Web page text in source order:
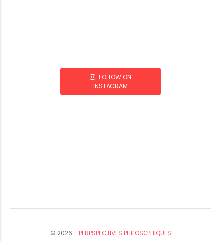
FOLLOW ON
INSTAGRAM
© 2026 –PERPSPECTIVES PHILOSOPHIQUES